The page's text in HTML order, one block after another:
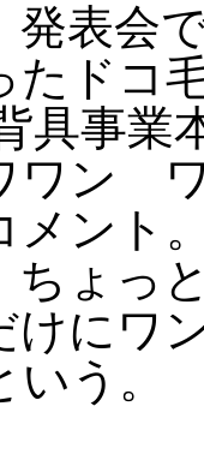
表会
たドコ
具事業
ワン
メント
ちょ
けにワ
う。